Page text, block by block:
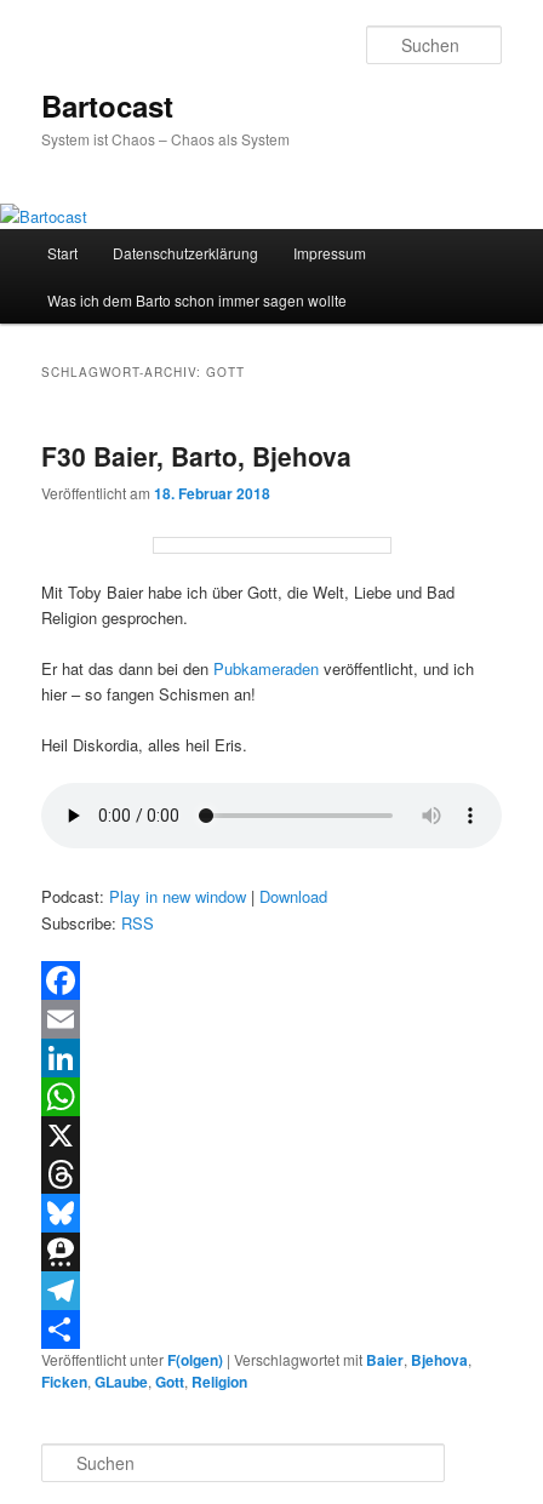
Bartocast
System ist Chaos – Chaos als System
Start Datenschutzerklärung Impressum
Was ich dem Barto schon immer sagen wollte
SCHLAGWORT-ARCHIV:GOTT
F30 Baier, Barto, Bjehova
Veröffentlicht am18. Februar 2018
Mit Toby Baier habe ich über Gott, die Welt, Liebe und Bad
Religion gesprochen.
Er hat das dann bei den Pubkameradenveröffentlicht, und ich
hier – so fangen Schismen an!
Heil Diskordia, alles heil Eris.
Podcast: Play in new window | Download
Subscribe: RSS
Facebook
Email
LinkedIn
WhatsApp
X
Threads
Bluesky
Threema
Telegram
Teilen
Veröffentlicht unterF(olgen) |Verschlagwortet mit Baier, Bjehova,
Ficken,GLaube,Gott, Religion
u